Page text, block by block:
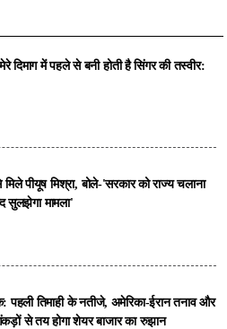
दिमाग में पहले से बनी होती है सिंगर की तस्वीर:
मिले पीयूष मिश्रा, बोले-'सरकार को राज्य चलाना
सुलझेगा मामला'
तिमाही के नतीजे, अमेरिका-ईरान तनाव और
से तय होगा शेयर बाजार का रुझान